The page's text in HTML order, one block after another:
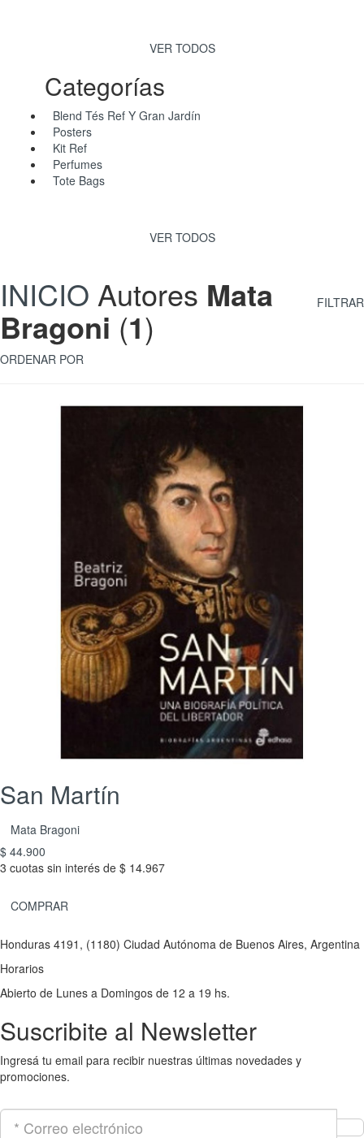
VER TODOS
Categorías
Blend Tés Ref Y Gran Jardín
Posters
Kit Ref
Perfumes
Tote Bags
VER TODOS
FILTRAR
INICIO Autores Mata
Bragoni (1)
ORDENAR POR
San Martín
Mata Bragoni
$ 44.900
3 cuotas sin interés de $ 14.967
COMPRAR
Honduras 4191, (1180) Ciudad Autónoma de Buenos Aires, Argentina
Horarios
Abierto de Lunes a Domingos de 12 a 19 hs.
Suscribite al Newsletter
Ingresá tu email para recibir nuestras últimas novedades y
promociones.